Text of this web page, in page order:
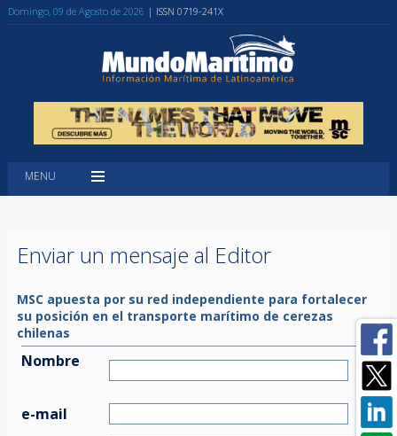
Domingo, 09 de Agosto de 2026 | ISSN 0719-241X
MENU
Enviar un mensaje al Editor
MSC apuesta por su red independiente para fortalecer
su posición en el transporte marítimo de cerezas
chilenas
Nombre
e-mail